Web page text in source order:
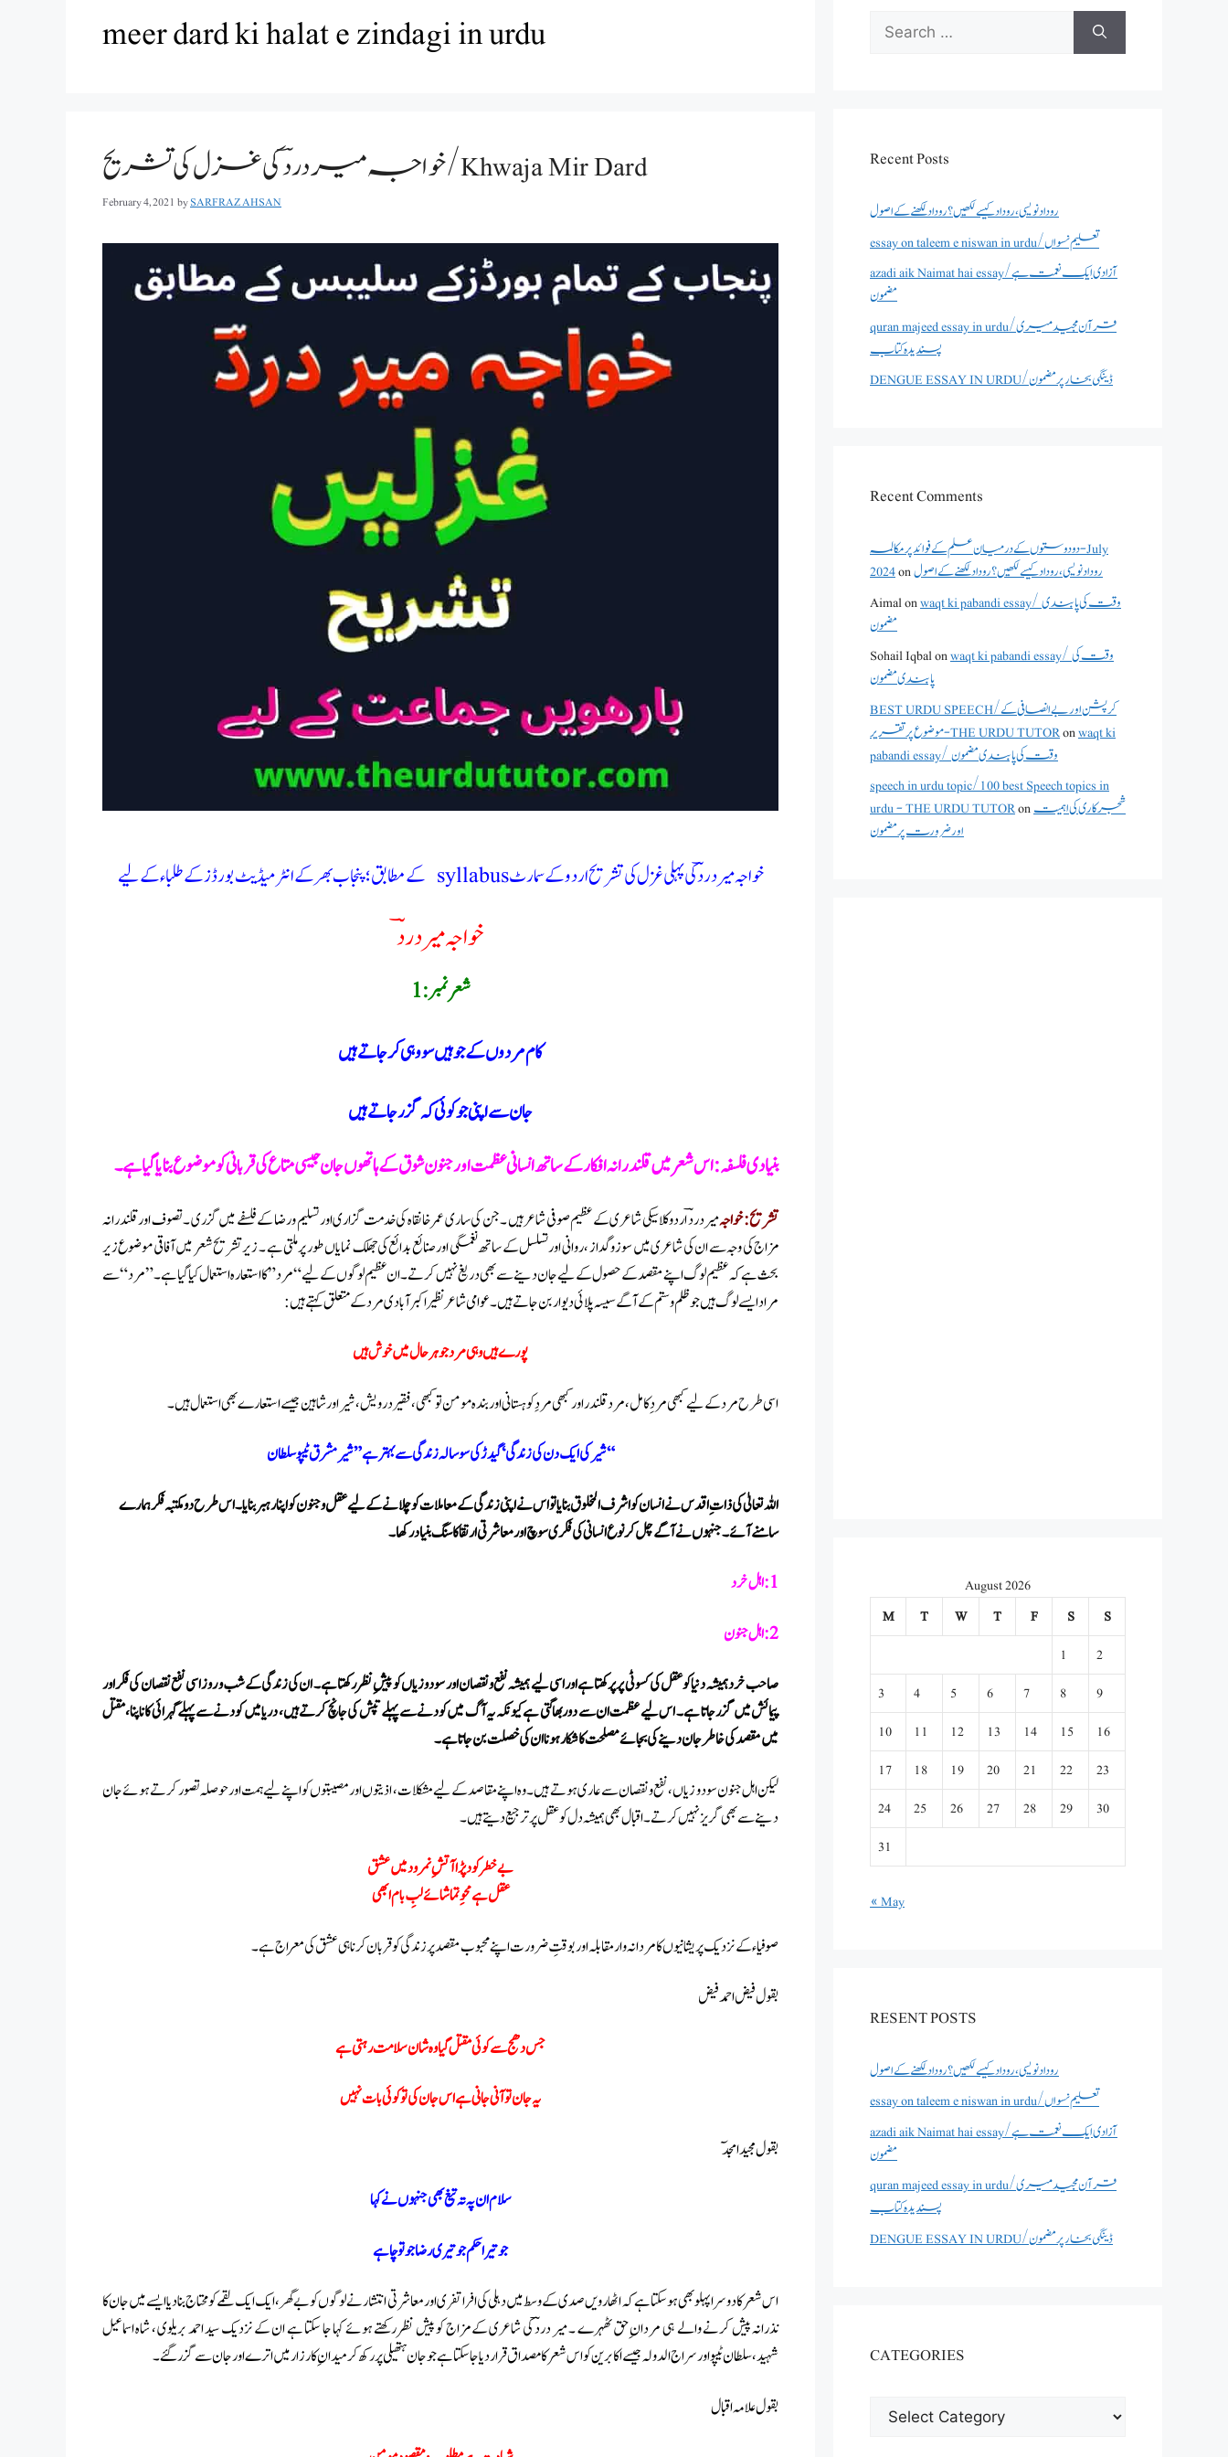
meer dard ki halat e zindagi in urdu
خواجہ میر درد ؔ کی غزل کی تشریح/Khwaja Mir Dard
February 4, 2021 bySARFRAZ AHSAN
خواجہ میر دردؔ کی پہلی غزل کی تشریح اردو کے سمارٹ syllabus کے مطابق ؛پنجاب بھر کے انٹر میڈیٹ بورڈز کے طلباء کے لیے
خواجہ میر دردؔ
شعر نمبر:1
کام مردوں کے جو ہیں سو وہی کر جاتے ہیں
جان سے اپنی جو کوئی کہ گزر جاتے ہیں
بنیادی فلسفہ :اس شعر میں قلندرانہ افکار کے ساتھ انسانی عظمت اور جنون شوق کے ہاتھوں جان جیسی متاع کی قربانی کو موضوع بنایا گیا ہے۔
تشریح: خواجہمیر دردؔ اردو کلاسیکی شاعری کے عظیم صوفی شاعر ہیں ۔ جن کی ساری عمر خانقاہ کی خدمت گزاری اور تسلیم و رضا کے فلسفے میں گزری ۔ تصوف اور قلندرانہ
مزاج کی وجہ سے ان کی شاعری میں سوز و گداز ، روانی اور تسلسل کے ساتھ نغمگی اور صنائع بدائع کی جھلک نمایاں طور پر ملتی ہے ۔ زیر تشریح شعر میں آفاقی موضوع زیر
بحث ہے کہ عظیم لوگ اپنے مقصد کے حصول کے لیے جان دینے سے بھی دریغ نہیں کرتے ۔ ان عظیم لوگوں کے لیے “مرد” کا استعارہ استعمال کیا گیا ہے۔” مرد “سے
مراد ایسے لوگ ہیں جو ظلم و ستم کے آگے سیسہ پلائی دیوار بن جاتے ہیں۔ عوامی شاعر نظیر اکبر آبادی مرد کے متعلق کہتے ہیں:
پورے ہیں وہی مرد جو ہر حال میں خوش ہیں
اسی طرح مرد کے لیے کبھی مرد ِکامل ، مرد قلندر اور کبھی مردِ کوہستانی اور بندہ مومن تو کبھی ،فقیر درویش، شیر اور شاہین جیسے استعارے بھی استعمال ہیں۔
“شیر کی ایک دن کی زندگی‘ گیدڑ کی سو سالہ زندگی سے بہتر ہے ” شیر مشرق ٹیپو سلطان‎
اللہ تعالیٰ کی ذات ِ اقدس نے انسان کو اشرف المخلوق بنایا تو اس نے اپنی زندگی کے معاملات کو چلانے کے لیےعقل وجنون کو اپنا رہبر بنایا۔اس طرح دو مکتبہ فکر ہمارے
سامنے آئے۔جنہوں نے آگے چل کر نوع انسانی کی فکری سوچ اور معاشرتی ارتقا کا سنگ بنیاد رکھا۔
1: اہل خرد
2: اہل جنون
صاحب خرد ہمیشہ دنیا کو عقل کی کسوٹی پر پرکھتا ہے اور اسی لیے ہمیشہ نفع و نقصان اور سود و زیاں کو پیش ِنظر رکھتا ہے ۔ ان کی زندگی کے شب و روز اسی نفع نقصان کی فکر اور
پیمائش میں گزر جاتا ہے ۔ اس لیے عظمت ان سے دور بھاگتی ہے کیونکہ یہ آگ میں کودنے سے پہلے تپش کی جانچ کرتے ہیں ، دریا میں کودنے سے پہلے گہرائی کا ناپنا،مقتل
میں مقصد کی خاطر جان دینے کی بجائے مصلحت کا شکار ہونا ان کی خصلت بن جاتا ہے۔
لیکن اہل جنون سود و زیاں ، نفع و نقصان سے عاری ہوتے ہیں ۔ وہ اپنے مقاصد کے لیے مشکلات ، اذیتوں اور مصیبتوں کو اپنے لیے ہمت اور حوصلہ تصور کرتے ہوئے جان
دینے سے بھی گریز نہیں کرتے۔اقبال بھی ہمیشہ دل کو عقل پر ترجیع دیتے ہیں۔
بے خطر کود پڑا آتشِ نمرود میں عشق
عقل ہے محوِ تماشائے لبِ بام ابھی
صوفیاء کے نزدیک پریشانیوں کا مردانہ وار مقابلہ اور بوقتِ ضرورت اپنے محبوب مقصد پر زندگی کو قربان کرنا ہی عشق کی معراج ہے۔
بقول فیض احمد فیض
جس دھج سے کوئی مقتل گیا وہ شان سلامت رہتی ہے
یہ جان تو آنی جانی ہے اس جان کی تو کوئی بات نہیں
بقول مجید امجدٓ
سلام ان پہ تہ تیغ بھی جنہوں نے کہا
جو تیرا حکم جو تیری رضا جو تو چاہے
اس شعر کا دوسرا پہلو بھی ہو سکتا ہے کہ اٹھارویں صدی کے وسط میں دہلی کی افراتفری اور معاشرتی انتشار نے لوگوں کو بے گھر ، ایک ایک لقمے کو محتاج بنا دیا ایسے میں جان کا
نذرانہ پیش کرنے والے ہی مردان ِحق ٹھہرے ۔ میر دردؔ کی شاعری کے مزاج کو پیش نظر رکھتے ہوئے کہا جا سکتا ہے ان کے نزدیک سید احمد بریلوی ، شاہ اسماعیل
شہید،سلطان ٹیپواورسراج الدولہ جیسے اکابرین کو اس شعر کا مصداق قرار دیا جا سکتا ہے جو جان ہتھیلی پر رکھ کر میدان ِ کارزار میں اترے اور جان سے گزر گئے۔
بقول علامہ اقبال
Search
for:
Recent Posts
روداد نویسی ،روداد کیسے لکھیں؟ روداد لکھنے کے اصول
essay on taleem e niswan in urdu/تعلیم نسواں
azadi aik Naimat hai essay/آزادی ایک نعمت ہے
مضمون
quran majeed essay in urdu/قرآن مجید میری
پسندیدہ کتاب
DENGUE ESSAY IN URDU/ڈینگی بخار پر مضمون
Recent Comments
دو دوستوں کے درمیان علم کے فوائد پر مکالمہ - July
2024onروداد نویسی ،روداد کیسے لکھیں؟ روداد لکھنے کے اصول
Aimalonwaqt ki pabandi essay/ وقت کی پابندی
مضمون
Sohail Iqbalonwaqt ki pabandi essay/ وقت کی
پابندی مضمون
BEST URDU SPEECH/کرپشن اور بے انصافی کے
موضوع پر تقریر - THE URDU TUTORonwaqt ki
pabandi essay/ وقت کی پابندی مضمون
speech in urdu topic/100 best Speech topics in
urdu - THE URDU TUTORonشجرکاری کی اہمیت
اور ضرورت پر مضمون
August 2026
M
T W T F S
S
1
2
3
4 5 6 7 8
9
10
11 12 13 14 15
16
17
18 19 20 21 22
23
24
25 26 27 28 29
30
31
« May
RESENT POSTS
روداد نویسی ،روداد کیسے لکھیں؟ روداد لکھنے کے اصول
essay on taleem e niswan in urdu/تعلیم نسواں
azadi aik Naimat hai essay/آزادی ایک نعمت ہے
مضمون
quran majeed essay in urdu/قرآن مجید میری
پسندیدہ کتاب
DENGUE ESSAY IN URDU/ڈینگی بخار پر مضمون
CATEGORIES
CATEGORIES